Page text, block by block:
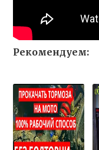
Рекомендуем: